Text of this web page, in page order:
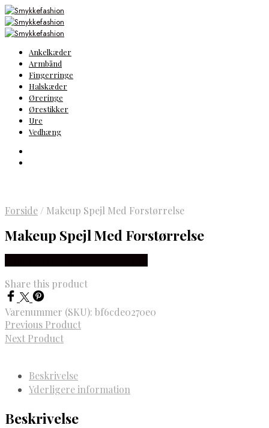
Ankelkæder
Armbånd
Fingerringe
Halskæder
Øreringe
Ørestikker
Ure
Vedhæng
Forside / Makeup Spejl Med Forstørrelse
Makeup Spejl Med Forstørrelse
Share this product
Varenummer (SKU): bf6cde0270e0
Previous Product
Next Product
Beskrivelse
Yderligere information
Beskrivelse